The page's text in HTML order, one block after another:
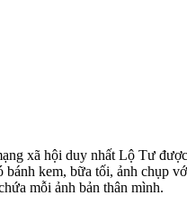
xã hội duy nhất Lộ Tư
kem, bữa tối, ảnh chụp
mỗi ảnh bản thân mình.